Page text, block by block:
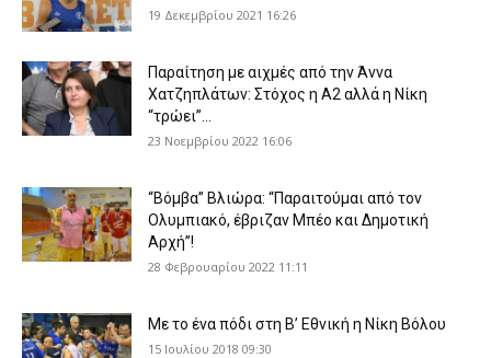
19 Δεκεμβρίου 2021 16:26
Παραίτηση με αιχμές από την Άννα
Χατζηπλάτων: Στόχος η Α2 αλλά η Νίκη
“τρώει”...
23 Νοεμβρίου 2022 16:06
“Βόμβα” Βλιώρα: “Παραιτούμαι από τον
Ολυμπιακό, έβριζαν Μπέο και Δημοτική
Αρχή”!
28 Φεβρουαρίου 2022 11:11
Με το ένα πόδι στη Β’ Εθνική η Νίκη Βόλου
15 Ιουλίου 2018 09:30